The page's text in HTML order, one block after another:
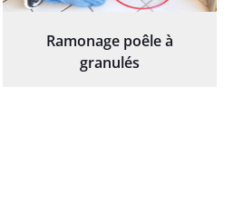
Ramonage poêle à
granulés